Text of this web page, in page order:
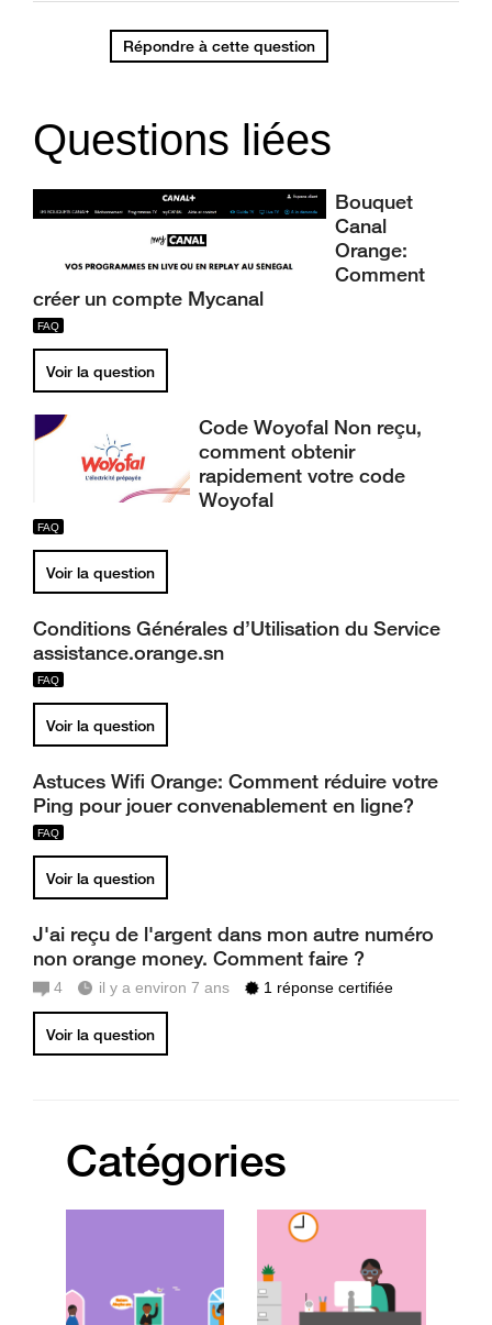
Répondre à cette question
Questions liées
Bouquet
Canal
Orange:
Comment
créer un compte Mycanal
Voir la question
Code Woyofal Non reçu,
comment obtenir
rapidement votre code
Woyofal
Voir la question
Conditions Générales d’Utilisation du Service
assistance.orange.sn
Voir la question
Astuces Wifi Orange: Comment réduire votre
Ping pour jouer convenablement en ligne?
Voir la question
J'ai reçu de l'argent dans mon autre numéro
non orange money. Comment faire ?
4 il y a environ 7 ans 1 réponse certifiée
Voir la question
Catégories